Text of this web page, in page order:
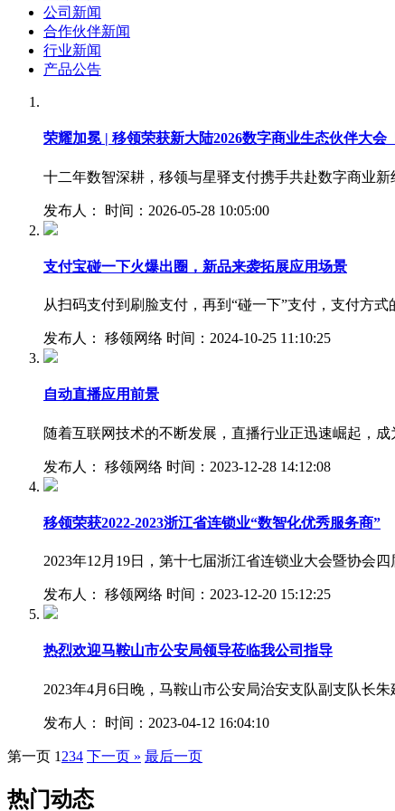
公司新闻
合作伙伴新闻
行业新闻
产品公告
荣耀加冕 | 移领荣获新大陆2026数字商业生态伙伴大会
十二年数智深耕，移领与星驿支付携手共赴数字商业
发布人： 时间：2026-05-28 10:05:00
支付宝碰一下火爆出圈，新品来袭拓展应用场景
从扫码支付到刷脸支付，再到“碰一下”支付，支付方
发布人： 移领网络 时间：2024-10-25 11:10:25
自动直播应用前景
随着互联网技术的不断发展，直播行业正迅速崛起，
发布人： 移领网络 时间：2023-12-28 14:12:08
移领荣获2022-2023浙江省连锁业“数智化优秀服务商”
2023年12月19日，第十七届浙江省连锁业大会暨协会
发布人： 移领网络 时间：2023-12-20 15:12:25
热烈欢迎马鞍山市公安局领导莅临我公司指导
2023年4月6日晚，马鞍山市公安局治安支队副支队长
发布人： 时间：2023-04-12 16:04:10
第一页 1 234 下一页 » 最后一页
热门动态